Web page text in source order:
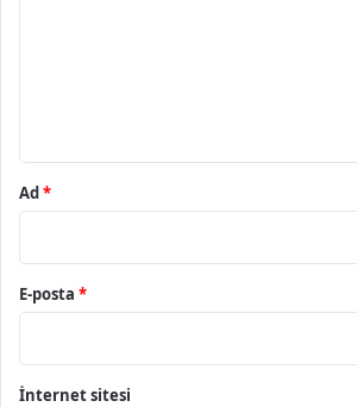
Ad*
E-posta *
İnternet sitesi